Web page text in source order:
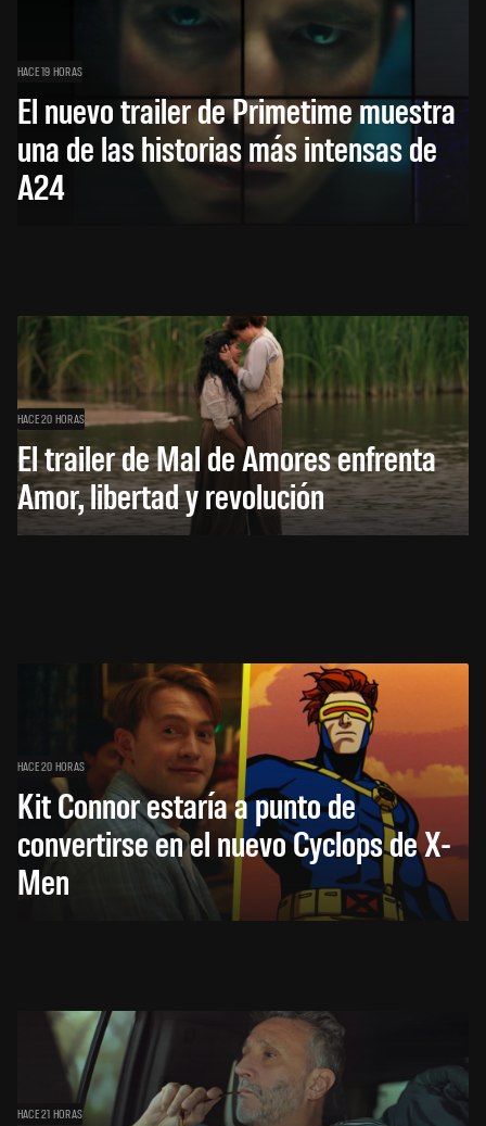
HACE 19 HORAS
El nuevo trailer de Primetime muestra
una de las historias más intensas de
A24
HACE 20 HORAS
El trailer de Mal de Amores enfrenta
Amor, libertad y revolución
HACE 20 HORAS
Kit Connor estaría a punto de
convertirse en el nuevo Cyclops de X-
Men
HACE 21 HORAS